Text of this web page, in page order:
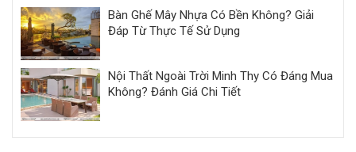
Bàn Ghế Mây Nhựa Có Bền Không? Giải
Đáp Từ Thực Tế Sử Dụng
Nội Thất Ngoài Trời Minh Thy Có Đáng Mua
Không? Đánh Giá Chi Tiết